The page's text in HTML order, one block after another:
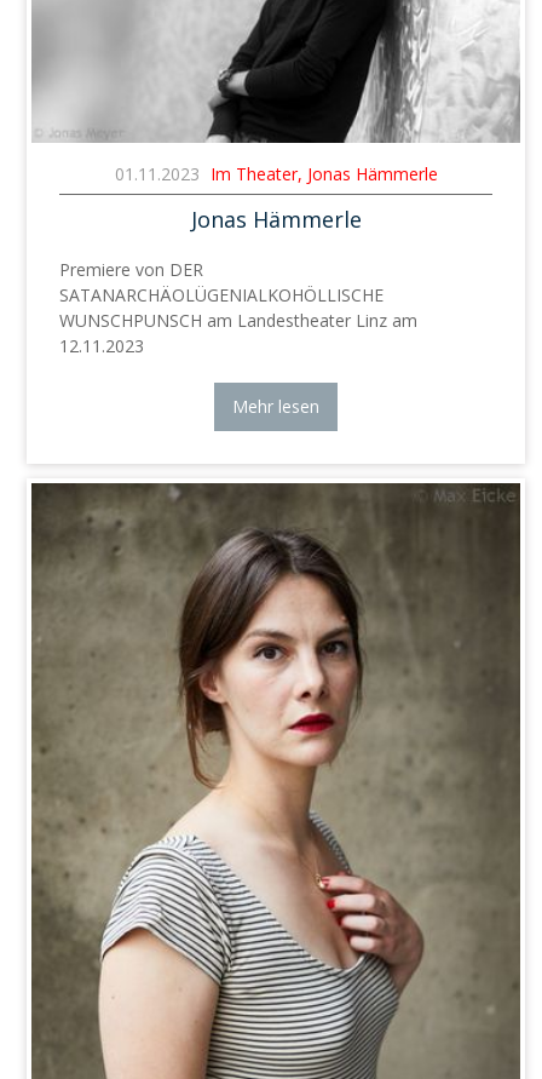
01.11.2023 Im Theater, Jonas Hämmerle
Jonas Hämmerle
Premiere von DER
SATANARCHÄOLÜGENIALKOHÖLLISCHE
WUNSCHPUNSCH am Landestheater Linz am
12.11.2023
Mehr lesen